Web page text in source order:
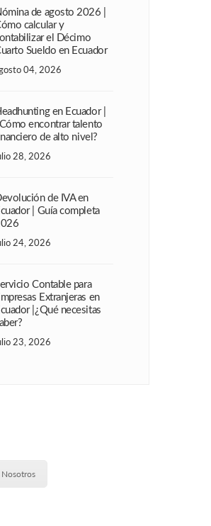
de agosto 2026 |
calcular y
el Décimo
Sueldo en Ecuador
04, 2026
en Ecuador |
encontrar talento
de alto nivel?
28, 2026
de IVA en
| Guía completa
24, 2026
Contable para
Extranjeras en
|¿Qué necesitas
23, 2026